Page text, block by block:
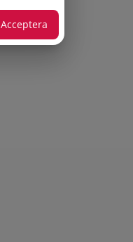
Acceptera